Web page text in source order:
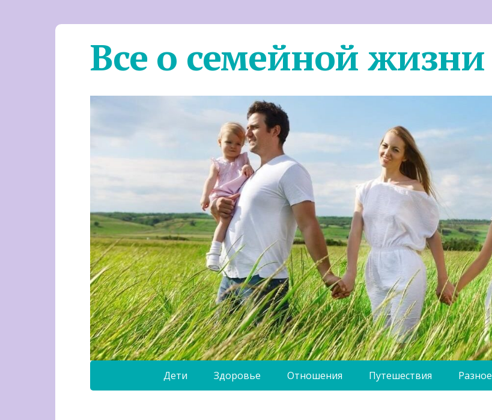
Все о семейной жизни
Дети Здоровье Отношения Путешествия Разное